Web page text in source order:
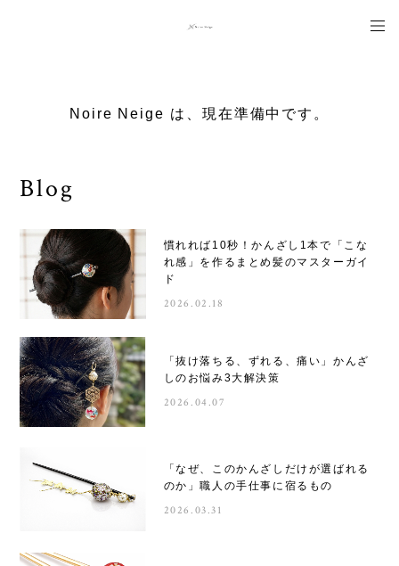
Noire Neige は、現在準備中です。
Blog
慣れれば10秒！かんざし1本で「こな
れ感」を作るまとめ髪のマスターガイ
ド
2026.02.18
「抜け落ちる、ずれる、痛い」かんざ
しのお悩み3大解決策
2026.04.07
「なぜ、このかんざしだけが選ばれる
のか」職人の手仕事に宿るもの
2026.03.31